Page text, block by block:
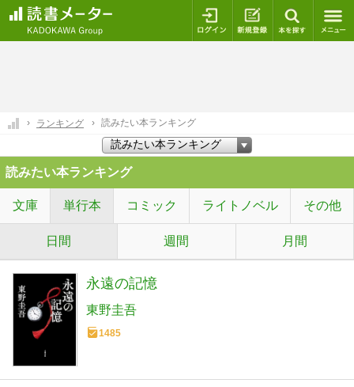
ログイン 新規登録
ランキング 読みたい本ランキング
読みたい本ランキング
文庫 単行本 コミック ライトノベル その他
日間 週間 月間
永遠の記憶
東野圭吾
1485